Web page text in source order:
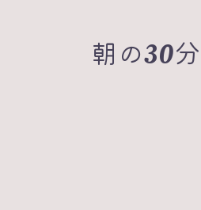
朝の30